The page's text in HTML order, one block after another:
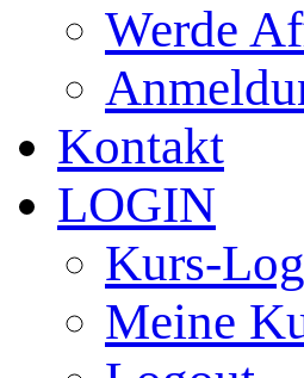
Werde
Kontakt
LOGIN
Kurs-
Meine